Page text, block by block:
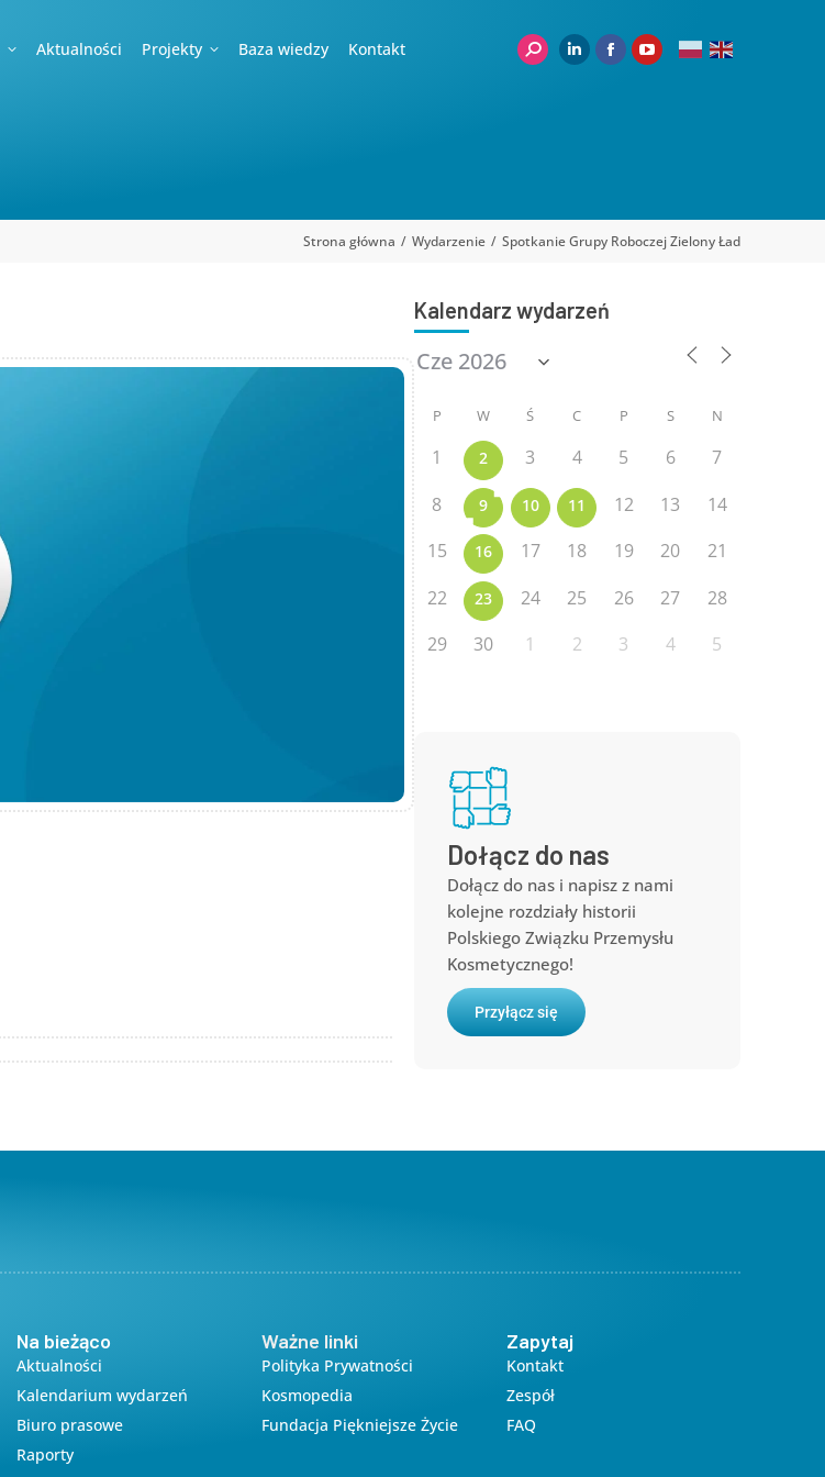
Aktualności Projekty Baza wiedzy Kontakt
Strona główna Wydarzenie Spotkanie Grupy Roboczej Zielony Ład
Outlook Live
Kalendarz wydarzeń
P W Ś C P S N
1 2 3 4 5 6
7
8
9 10 11 12 13
14
15
16 17 18 19 20
21
22
23 24 25 26 27
28
29
30 1 2 3 4 5
Dołącz do nas
Dołącz do nas i napisz z nami
kolejne rozdziały historii
Polskiego Związku Przemysłu
Kosmetycznego!
Przyłącz się
Na bieżąco
Aktualności
Kalendarium wydarzeń
Biuro prasowe
Raporty
Ważne linki
Polityka Prywatności
Kosmopedia
Fundacja Piękniejsze Życie
Zapytaj
Kontakt
Zespół
FAQ